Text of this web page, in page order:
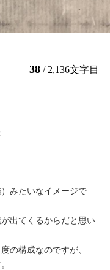
38 / 2,136文字目
みたいなイメージで
出てくるからだと思い
の構成なのですが、